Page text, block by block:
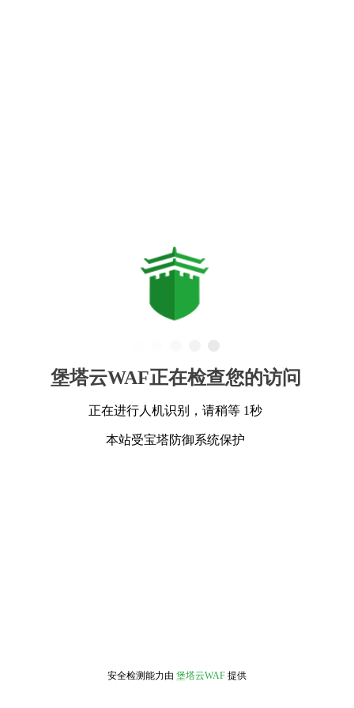
堡塔云WAF正在检查您的访问
正在进行人机识别，请稍等 1秒
本站受宝塔防御系统保护
安全检测能力由 堡塔云WAF 提供